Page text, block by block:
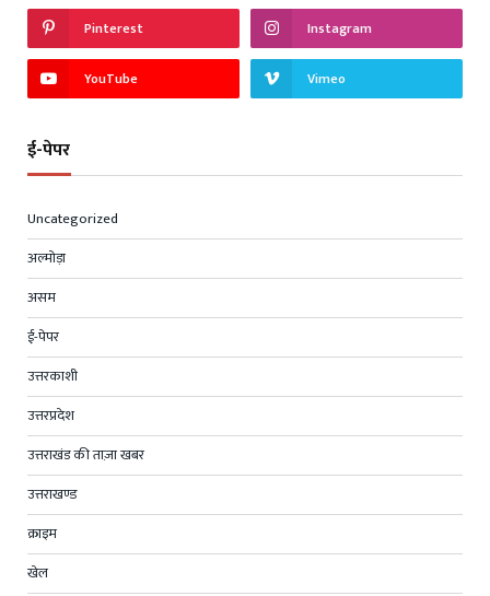
Pinterest Instagram
YouTube Vimeo
ई-पेपर
Uncategorized
अल्मोड़ा
असम
ई-पेपर
उत्तरकाशी
उत्तरप्रदेश
उत्तराखंड की ताज़ा खबर
उत्तराखण्ड
क्राइम
खेल